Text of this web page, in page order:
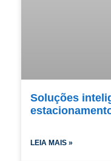
Soluções
LEIA MAIS »